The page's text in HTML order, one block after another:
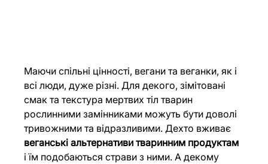
Маючи спільні цінності, вегани та веганки, як і
всі люди, дуже різні. Для декого, зімітовані
смак та текстура мертвих тіл тварин
рослинними замінниками можуть бути доволі
тривожними та відразливими. Дехто вживає
веганські альтернативи тваринним продуктам
і їм подобаються страви з ними. А декому